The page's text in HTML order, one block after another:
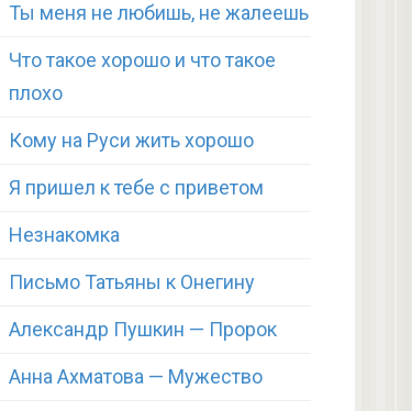
Ты меня не любишь, не жалеешь
Что такое хорошо и что такое
плохо
Кому на Руси жить хорошо
Я пришел к тебе с приветом
Незнакомка
Письмо Татьяны к Онегину
Александр Пушкин — Пророк
Анна Ахматова — Мужество